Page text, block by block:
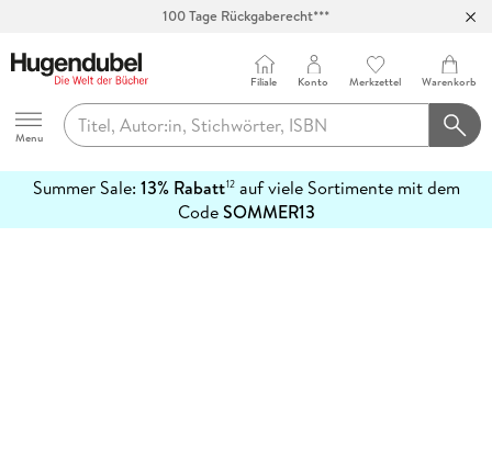
100 Tage Rückgaberecht***
Hugendubel
Menu
Filiale Konto Merkzettel Warenkorb
Summer Sale: 13% Rabatt12auf viele Sortimente mit dem
CodeSOMMER13
erfahren